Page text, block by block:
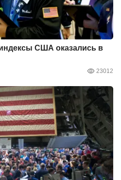
США оказались в
23012